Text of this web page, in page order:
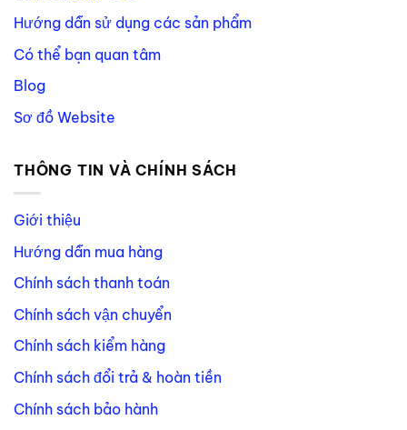
Hướng dẫn sử dụng các sản phẩm
Có thể bạn quan tâm
Blog
Sơ đồ Website
THÔNG TIN VÀ CHÍNH SÁCH
Giới thiệu
Hướng dẫn mua hàng
Chính sách thanh toán
Chính sách vận chuyển
Chính sách kiểm hàng
Chính sách đổi trả & hoàn tiền
Chính sách bảo hành